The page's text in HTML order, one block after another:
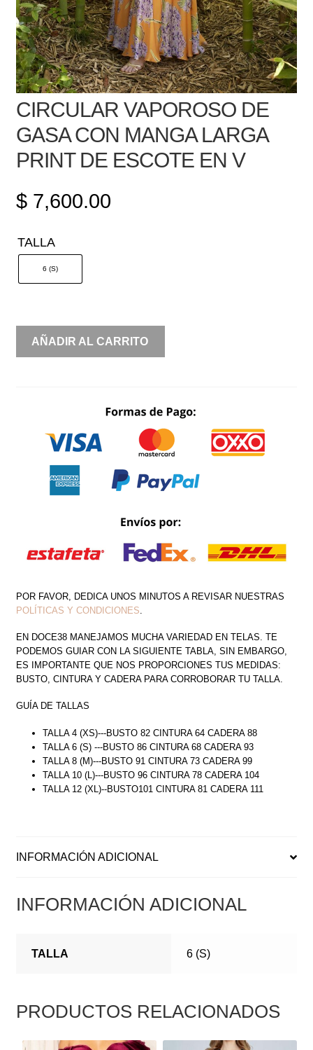
CIRCULAR VAPOROSO DE
GASA CON MANGA LARGA
PRINT DE ESCOTE EN V
$7,600.00
TALLA
6 (S)
CIRCULAR
VAPOROSO
MANGA
LARGA
PRINT
AÑADIR AL CARRITO
POR FAVOR, DEDICA UNOS MINUTOS A REVISAR NUESTRAS
POLÍTICAS Y CONDICIONES.
EN DOCE38 MANEJAMOS MUCHA VARIEDAD EN TELAS. TE
PODEMOS GUIAR CON LA SIGUIENTE TABLA, SIN EMBARGO,
ES IMPORTANTE QUE NOS PROPORCIONES TUS MEDIDAS:
BUSTO, CINTURA Y CADERA PARA CORROBORAR TU TALLA.
GUÍA DE TALLAS
TALLA 4 (XS)---BUSTO 82 CINTURA 64 CADERA 88
TALLA 6 (S) ---BUSTO 86 CINTURA 68 CADERA 93
TALLA 8 (M)---BUSTO 91 CINTURA 73 CADERA 99
TALLA 10 (L)---BUSTO 96 CINTURA 78 CADERA 104
TALLA 12 (XL)--BUSTO101 CINTURA 81 CADERA 111
INFORMACIÓN ADICIONAL
INFORMACIÓN ADICIONAL
TALLA 6 (S)
PRODUCTOS RELACIONADOS